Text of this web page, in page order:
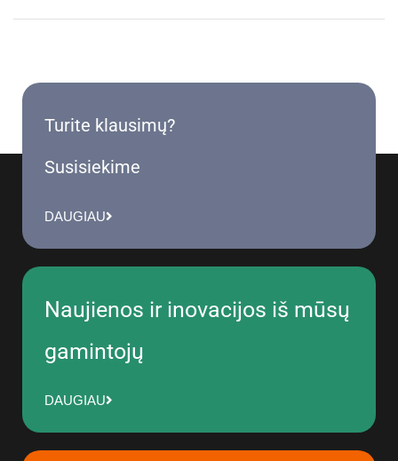
Turite klausimų?
Susisiekime
DAUGIAU
Naujienos ir inovacijos iš mūsų
gamintojų
DAUGIAU